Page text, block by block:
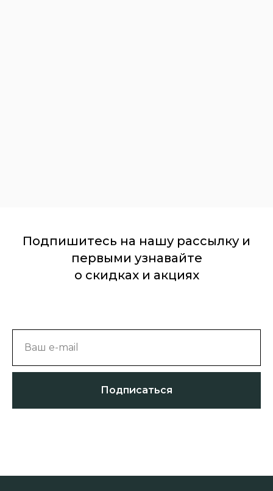
Подпишитесь на нашу рассылку и
первыми узнавайте
о скидках и акциях
Ваш e-mail
Подписаться